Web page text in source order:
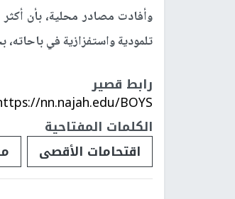
تلمودية واستفزازية في باحاته،
رابط قصير
nn.najah.edu/BOYS/
الكلمات المفتاحية
اقتحامات الأقصى